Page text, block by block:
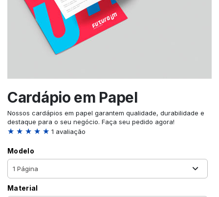
Cardápio em Papel
Nossos cardápios em papel garantem qualidade, durabilidade e
destaque para o seu negócio. Faça seu pedido agora!
★ ★ ★ ★ ★ 1 avaliação
Modelo
Material